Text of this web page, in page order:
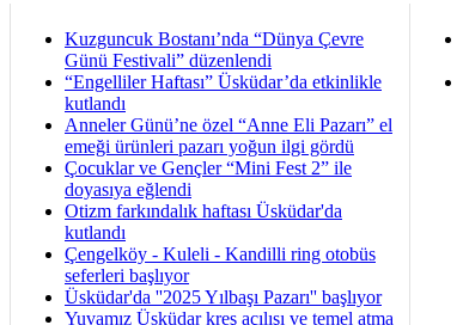
Kuzguncuk Bostanı’nda “Dünya Çevre
Günü Festivali” düzenlendi
“Engelliler Haftası” Üsküdar’da etkinlikle
kutlandı
Anneler Günü’ne özel “Anne Eli Pazarı” el
emeği ürünleri pazarı yoğun ilgi gördü
Çocuklar ve Gençler “Mini Fest 2” ile
doyasıya eğlendi
Otizm farkındalık haftası Üsküdar'da
kutlandı
Çengelköy - Kuleli - Kandilli ring otobüs
seferleri başlıyor
Üsküdar'da ''2025 Yılbaşı Pazarı'' başlıyor
Yuvamız Üsküdar kreş açılışı ve temel atma